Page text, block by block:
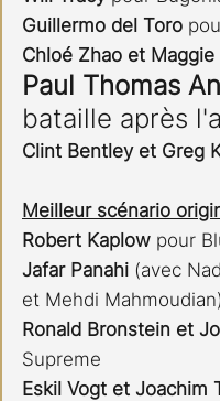
Guillermo del Toro
Chloé Zhao et Maggie
Paul Thomas
bataille après
Clint Bentley et Greg
Meilleur scénario
Robert Kaplow pour
Jafar Panahi (avec
et Mehdi
Ronald Bronstein et
Supreme
Eskil Vogt et Joachim